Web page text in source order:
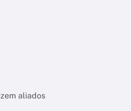
aliados